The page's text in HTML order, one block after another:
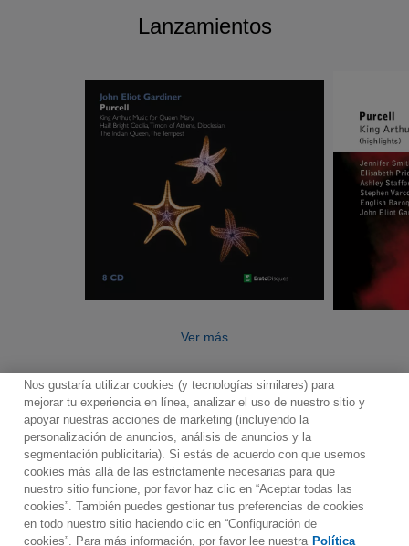
Lanzamientos
Ver más
Contacto Boletin informativo
Términos de Uso
Política de Privacidad
Mapa web
Política de cookies
Ajustes de Cookies
Nos gustaría utilizar cookies (y tecnologías similares) para
mejorar tu experiencia en línea, analizar el uso de nuestro sitio y
apoyar nuestras acciones de marketing (incluyendo la
personalización de anuncios, análisis de anuncios y la
segmentación publicitaria). Si estás de acuerdo con que usemos
cookies más allá de las estrictamente necesarias para que
nuestro sitio funcione, por favor haz clic en “Aceptar todas las
cookies”. También puedes gestionar tus preferencias de cookies
en todo nuestro sitio haciendo clic en “Configuración de
cookies”. Para más información, por favor lee nuestra Política